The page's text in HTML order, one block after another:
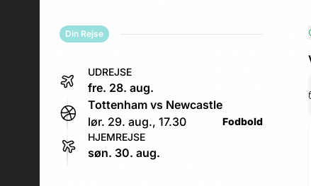
Din Rejse
UDREJSE
fre. 28. aug.
Tottenham vs Newcastle
lør. 29. aug., 17.30
Fodbold
HJEMREJSE
søn. 30. aug.
Erhverv Ryanair
Fodboldrejseguide
Garantier & Forsikringer
Kontakt os.